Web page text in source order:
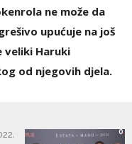
ne može da
upućuje na još
veliki Haruki
od njegovih djela.
| 0